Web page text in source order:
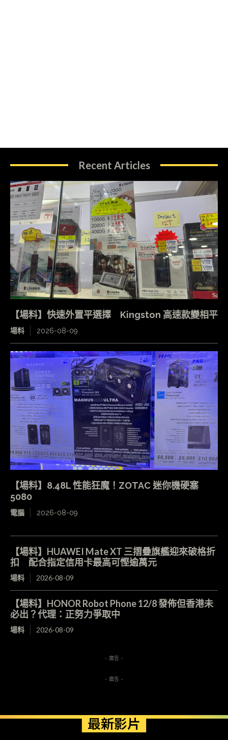
Recent Articles
【場料】快速外置平選擇 Kingston 高速款變相平
場料 2026-08-09
【場料】8.48L 性能狂魔！ZOTAC 迷你機硬塞
5080
電腦 2026-08-09
【場料】HUAWEI Mate XT 三摺疊旗艦迎來破格折
扣 配合指定信用卡最高可慳逾萬元
場料 2026-08-09
【場料】HONOR Robot Phone 12/8 發佈但香港未
必出？代理：正努力爭取中
場料 2026-08-09
- 廣告 -
- 廣告 -
最新影片